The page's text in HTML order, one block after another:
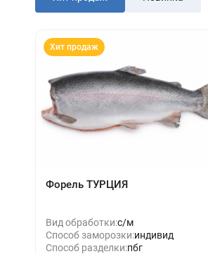
Хит продаж
Форель ТУРЦИЯ
Вид обработки:с/м
Способ заморозки:индивид
Способ разделки:пбг